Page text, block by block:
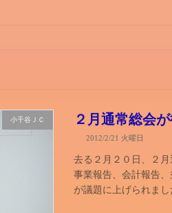
小千谷ＪＣ ２月通常総会
2012/2/21 火曜日
去る２月２０日、２
事業報告、会計報告、
が議題に上げられまし